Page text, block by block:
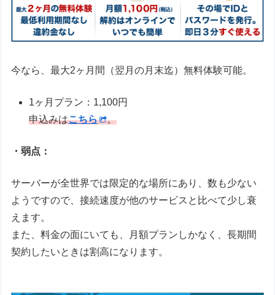
今なら、最大2ヶ月間（翌月の月末迄）無料体験可能。
1ヶ月プラン：1,100円
申込みはこちら 。
・弱点：
サーバーが全世界では限定的な場所にあり、数も少ない
ようですので、接続速度が他のサービスと比べて少し衰
えます。
また、料金の面にいても、月額プランしかなく、長期間
契約したいときは割高になります。